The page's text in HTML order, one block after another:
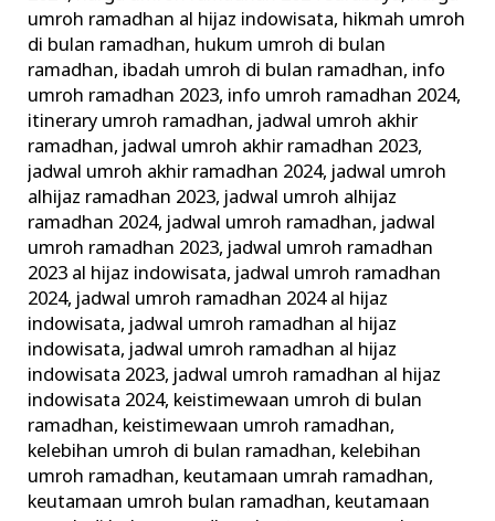
umroh ramadhan al hijaz indowisata, hikmah umroh
di bulan ramadhan, hukum umroh di bulan
ramadhan, ibadah umroh di bulan ramadhan, info
umroh ramadhan 2023, info umroh ramadhan 2024,
itinerary umroh ramadhan, jadwal umroh akhir
ramadhan, jadwal umroh akhir ramadhan 2023,
jadwal umroh akhir ramadhan 2024, jadwal umroh
alhijaz ramadhan 2023, jadwal umroh alhijaz
ramadhan 2024, jadwal umroh ramadhan, jadwal
umroh ramadhan 2023, jadwal umroh ramadhan
2023 al hijaz indowisata, jadwal umroh ramadhan
2024, jadwal umroh ramadhan 2024 al hijaz
indowisata, jadwal umroh ramadhan al hijaz
indowisata, jadwal umroh ramadhan al hijaz
indowisata 2023, jadwal umroh ramadhan al hijaz
indowisata 2024, keistimewaan umroh di bulan
ramadhan, keistimewaan umroh ramadhan,
kelebihan umroh di bulan ramadhan, kelebihan
umroh ramadhan, keutamaan umrah ramadhan,
keutamaan umroh bulan ramadhan, keutamaan